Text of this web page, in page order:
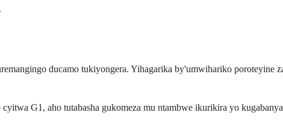
ducamo tukiyongera. Yihagarika by'umwihariko
G1, aho tutabasha gukomeza mu ntambwe ikurikira yo